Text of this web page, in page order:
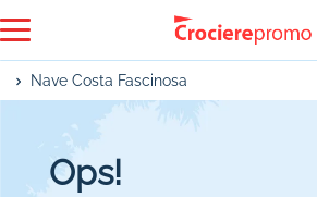
Nave Costa Fascinosa
Ops!